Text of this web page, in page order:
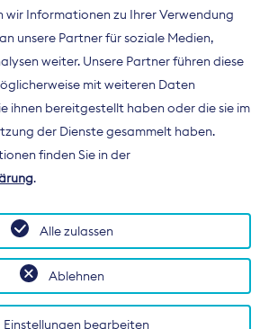
Digitalpublisher und
(BDZV) vertritt als
die Interessen der
auf EU-Ebene.
wir Informationen zu Ihrer Verwendung
unsere Partner für soziale Medien,
weiter. Unsere Partner führen diese
mit weiteren Daten
ihnen bereitgestellt haben oder die sie im
der Dienste gesammelt haben.
finden Sie in der
.
Einstellungen bearbeiten
Ablehnen
Alle zulassen